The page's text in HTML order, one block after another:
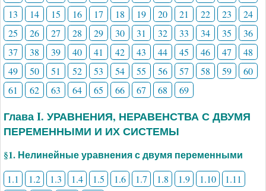
13
14 15 16 17 18 19 20 21 22 23
24
25
26 27 28 29 30 31 32 33 34 35
36
37
38 39 40 41 42 43 44 45 46 47
48
49
50 51 52 53 54 55 56 57 58 59
60
61
62 63 64 65 66 67 68 69
Глава I. УРАВНЕНИЯ, НЕРАВЕНСТВА С ДВУМЯ
ПЕРЕМЕННЫМИ И ИХ СИСТЕМЫ
§1. Нелинейные уравнения с двумя переменными
1.1 1.2 1.3 1.4 1.5 1.6 1.7 1.8 1.9 1.10
1.11